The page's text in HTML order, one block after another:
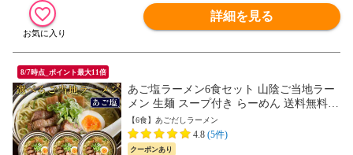
詳細を見る
8/7時点_ポイント最大11倍
あご塩ラーメン6食セット 山陰ご当地ラー
メン 生麺 スープ付き らーめん 送料無料
ネコポス
【6食】あごだしラーメン
4.8 (5件)
クーポンあり